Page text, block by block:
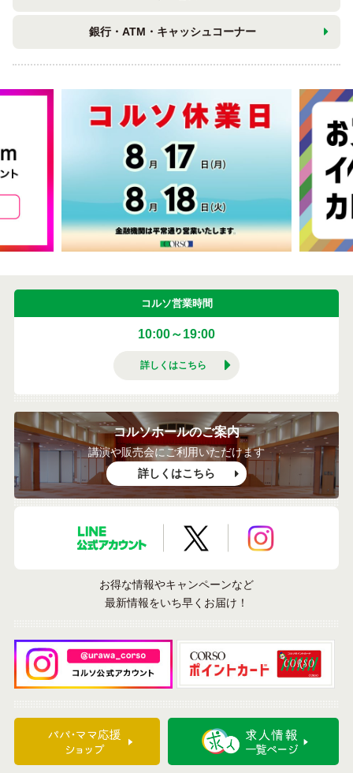
銀行・ATM・キャッシュコーナー
コルソ営業時間
10:00～19:00
詳しくはこちら
コルソホールのご案内
講演や販売会にご利用いただけます
詳しくはこちら
LINE公式アカウントX公式アカウント
お得な情報やキャンペーンなど
最新情報をいち早くお届け！